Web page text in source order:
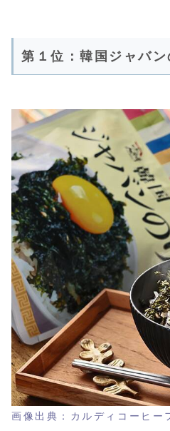
第１位：韓国ジャバン
画像出典：カルディコーヒー